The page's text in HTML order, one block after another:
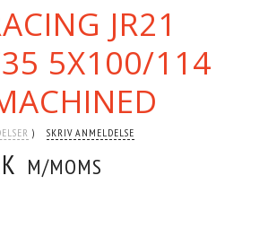
JR21
5X100/114
SKRIV ANMELDELSE
M/MOMS